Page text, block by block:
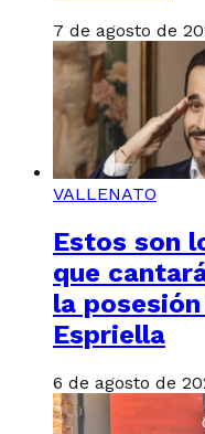
7 de agosto de
VALLENATO
Estos son
que
la
Espriella
6 de agosto de